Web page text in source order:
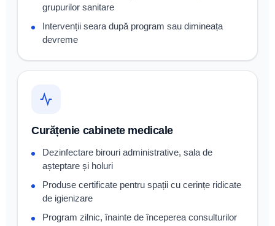
grupurilor sanitare
Intervenții seara după program sau dimineața
devreme
Curățenie cabinete medicale
Dezinfectare birouri administrative, sala de
așteptare și holuri
Produse certificate pentru spații cu cerințe ridicate
de igienizare
Program zilnic, înainte de începerea consulturilor